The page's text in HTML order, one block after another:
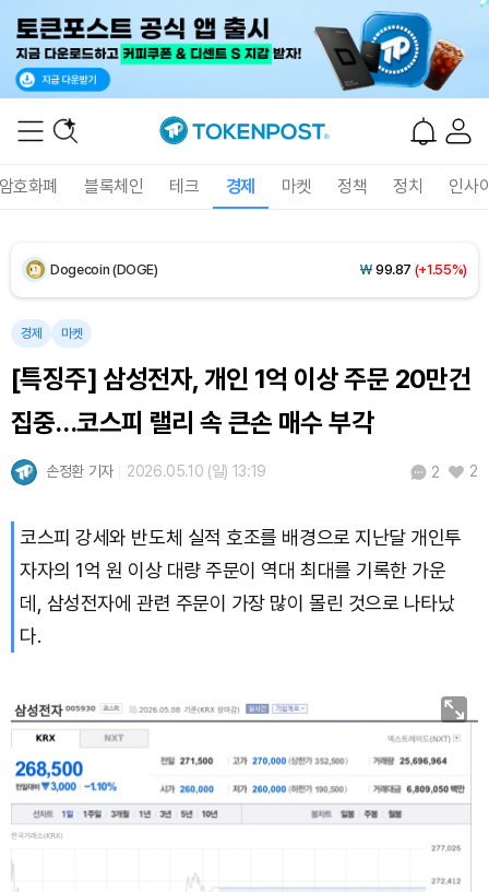
호화폐 블록체인 테크 경제 마켓 정책 정치 인사
XRP (XRP) ₩ 1,468(+1.49%)
Dogecoin (DOGE) ₩ 99.87 (+1.55%)
Bitcoin (BTC)
경제 마켓
[특징주] 삼성전자, 개인 1억 이상 주문 20만건
집중…코스피 랠리 속 큰손 매수 부각
손정환 기자 2026.05.10 (일) 13:19 2 2
코스피 강세와 반도체 실적 호조를 배경으로 지난달 개인투
자자의 1억 원 이상 대량 주문이 역대 최대를 기록한 가운
데, 삼성전자에 관련 주문이 가장 많이 몰린 것으로 나타났
다.